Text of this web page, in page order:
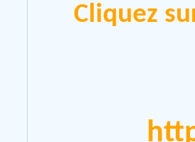
Cliquez